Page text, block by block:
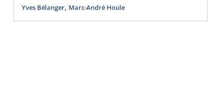
Yves Bélanger, Marc-André Houle